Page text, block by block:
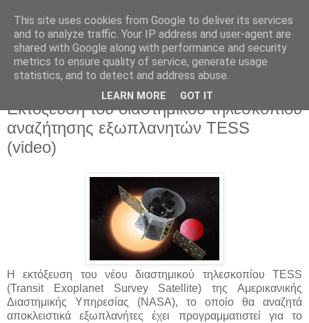
Εκτόξευση του διαστημικού τηλεσκοπίου
αναζήτησης εξωπλανητών TESS
(video)
H εκτόξευση του νέου διαστημικού τηλεσκοπίου TESS
(Transit Exoplanet Survey Satellite) της Αμερικανικής
Διαστημικής Υπηρεσίας (NASA), το οποίο θα αναζητά
αποκλειστικά εξωπλανήτες έχει προγραμματιστεί για το
This site uses cookies from Google to deliver its services
and to analyze traffic. Your IP address and user-agent are
shared with Google along with performance and security
metrics to ensure quality of service, generate usage
statistics, and to detect and address abuse.
LEARN MORE GOT IT